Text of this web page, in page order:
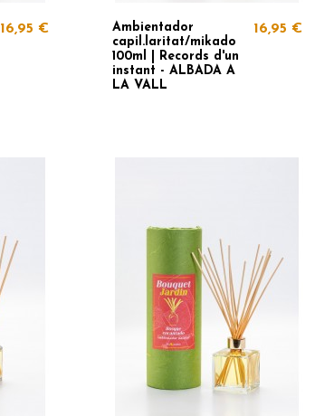
16,95 €
Ambientador
capil.laritat/mikado
100ml | Records d'un
instant - ALBADA A
LA VALL
16,95 €